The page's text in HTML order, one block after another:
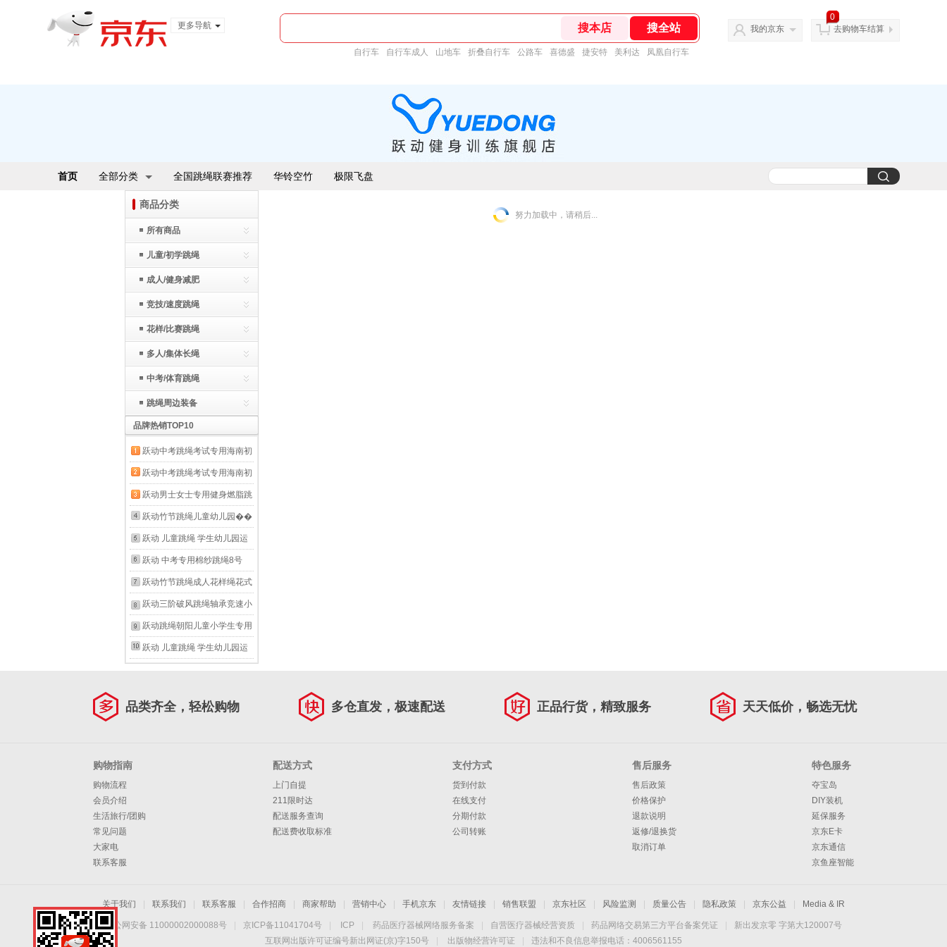
更多导航
自行车 自行车成人 山地车 折叠自行车 公路车 喜德盛 捷安特 美利达 凤凰自行车
我的京东
0
去购物车结算
首页 全部分类 全国跳绳联赛推荐 华铃空竹 极限飞盘
商品分类
所有商品
儿童/初学跳绳
成人/健身减肥
竞技/速度跳绳
花样/比赛跳绳
多人/集体长绳
中考/体育跳绳
跳绳周边装备
品牌热销TOP10
跃动中考跳绳考试专用海南初
中生体育学生中考计数绳体测
专业绳子 中考-单机版-
【6mm】
跃动中考跳绳考试专用海南初
中生体育学生中考计数绳体测
专业绳子 中考-训练款-
【6mm】
跃动男士女士专用健身燃脂跳
绳7毫米加粗绳跳绳减肥专用
暴瘦成年人用 蓝色
跃动竹节跳绳儿童幼儿园��
学校园跳绳小学生专用一年级
软珠宝宝专业绳 蓝色1.8米
【冠军课程+收纳袋+不打结】
跃动 儿童跳绳 学生幼儿园运
动产品 珠节绳子竹节跳绳 儿
童深蓝色竹节绳
跃动 中考专用棉纱跳绳8号
2.8米中学生成人跳神运动备
用绳子（无手柄)
跃动竹节跳绳成人花样绳花式
初中生比赛专用绳小学生大人
专业减肥健身 黑白色1.8米以
下适用【不打结不缠绕】学校
推荐
跃动三阶破风跳绳轴承竞速小
学生专用考试6-12岁儿童提速
专用跳绳 星云双彩
跃动跳绳朝阳儿童小学生专用
幼儿园初学中考竞速双轴承不
跃动 儿童跳绳 学生幼儿园运
努力加载中，请稍后...
品类齐全，轻松购物 多仓直发，极速配送 正品行货，精致服务 天天低价，畅选无忧
购物指南
购物流程
会员介绍
生活旅行/团购
常见问题
大家电
联系客服
配送方式
上门自提
211限时达
配送服务查询
配送费收取标准
支付方式
货到付款
在线支付
分期付款
公司转账
售后服务
售后政策
价格保护
退款说明
返修/退换货
取消订单
特色服务
夺宝岛
DIY装机
延保服务
京东E卡
京东通信
京鱼座智能
关于我们 联系我们 联系客服 合作招商 商家帮助 营销中心 手机京东 友情链接 销售联盟 京东社区 风险监测 质量公告 隐私政策 京东公益 Media & IR
京公网安备 11000002000088号 京ICP备11041704号 ICP 药品医疗器械网络服务备案 自营医疗器械经营资质 药品网络交易第三方平台备案凭证
新出发京零 字第大120007号
互联网出版许可证编号新出网证(京)字150号
出版物经营许可证 违法和不良信息举报电话：4006561155